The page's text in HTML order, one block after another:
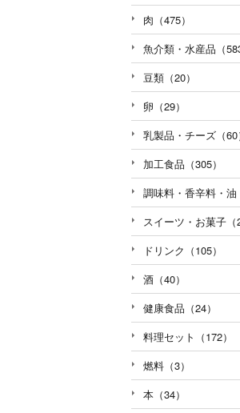
肉（475）
魚介類・水産品（583
豆類（20）
卵（29）
乳製品・チーズ（60
加工食品（305）
調味料・香辛料・油
スイーツ・お菓子（
ドリンク（105）
酒（40）
健康食品（24）
料理セット（172）
燃料（3）
本（34）